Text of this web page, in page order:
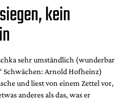
kein
sehr umständlich (wunderbar
Schwächen: Arnold Hofheinz)
und liest von einem Zettel vor,
anderes als das, was er